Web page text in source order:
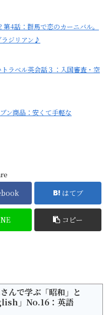
4話：群馬で恋のカーニバル。
ラジリアン♪
ラベル英会話３：入国審査・空
ン商品：安くて手軽な
はてブ
コピー
んで学ぶ「昭和」と
」No.16：英語